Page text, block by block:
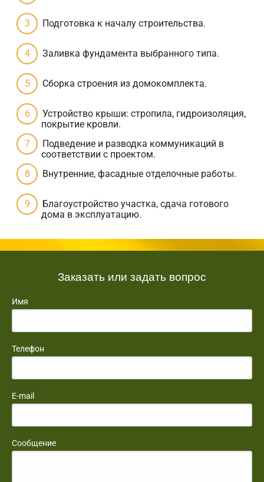
Подготовка к началу строительства.
Заливка фундамента выбранного типа.
Сборка строения из домокомплекта.
Устройство крыши: стропила, гидроизоляция,
покрытие кровли.
Подведение и разводка коммуникаций в
соответствии с проектом.
Внутренние, фасадные отделочные работы.
Благоустройство участка, сдача готового
дома в эксплуатацию.
Заказать или задать вопрос
Имя
Телефон
E-mail
Сообщение